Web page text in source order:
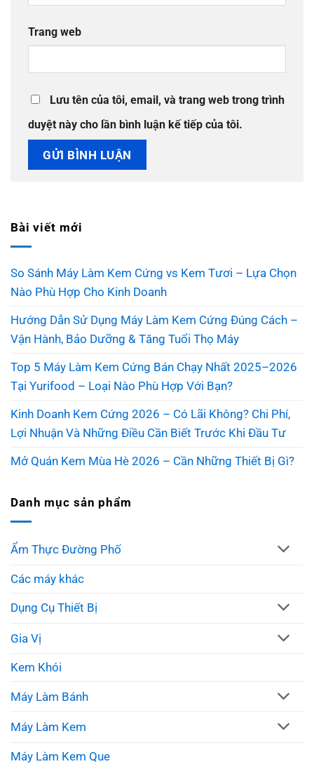
Trang web
Lưu tên của tôi, email, và trang web trong trình
duyệt này cho lần bình luận kế tiếp của tôi.
Bài viết mới
So Sánh Máy Làm Kem Cứng vs Kem Tươi – Lựa Chọn
Nào Phù Hợp Cho Kinh Doanh
Hướng Dẫn Sử Dụng Máy Làm Kem Cứng Đúng Cách –
Vận Hành, Bảo Dưỡng & Tăng Tuổi Thọ Máy
Top 5 Máy Làm Kem Cứng Bán Chạy Nhất 2025–2026
Tại Yurifood – Loại Nào Phù Hợp Với Bạn?
Kinh Doanh Kem Cứng 2026 – Có Lãi Không? Chi Phí,
Lợi Nhuận Và Những Điều Cần Biết Trước Khi Đầu Tư
Mở Quán Kem Mùa Hè 2026 – Cần Những Thiết Bị Gì?
Danh mục sản phẩm
Ẩm Thực Đường Phố
Các máy khác
Dụng Cụ Thiết Bị
Gia Vị
Kem Khói
Máy Làm Bánh
Máy Làm Kem
Máy Làm Kem Que